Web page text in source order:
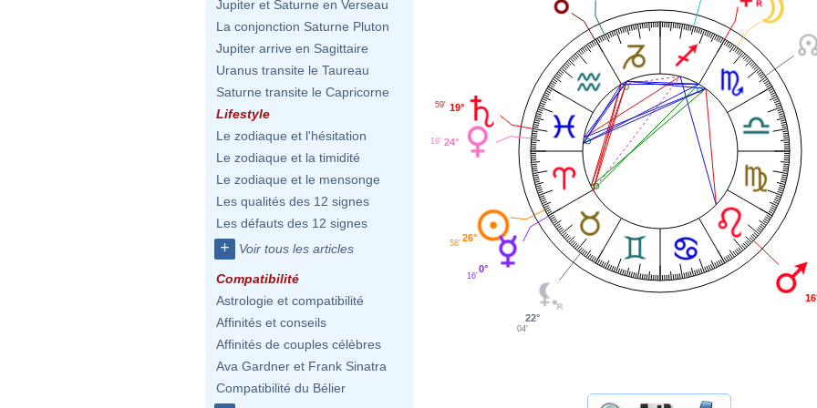
Jupiter et Saturne en Verseau
La conjonction Saturne Pluton
Jupiter arrive en Sagittaire
Uranus transite le Taureau
Saturne transite le Capricorne
Lifestyle
Le zodiaque et l'hésitation
Le zodiaque et la timidité
Le zodiaque et le mensonge
Les qualités des 12 signes
Les défauts des 12 signes
+ Voir tous les articles
Compatibilité
Astrologie et compatibilité
Affinités et conseils
Affinités de couples célèbres
Ava Gardner et Frank Sinatra
Compatibilité du Bélier
19°
59'
24°
19'
26°
58'
0°
16'
22°
04'